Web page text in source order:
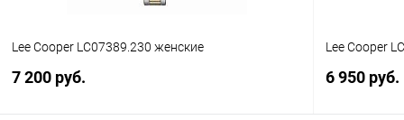
Lee Cooper LC07389.230 женские
7 200 руб.
Lee Cooper
6 950 руб.